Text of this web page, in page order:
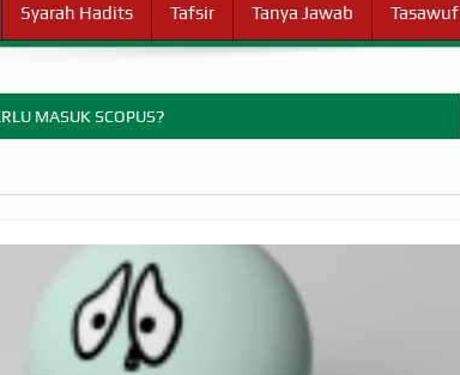
Syarah Hadits Tafsir Tanya Jawab Tasawuf
MASUK SCOPUS?
JIKA SEBAB KEPEMILIKANNYA BERUBAH
MEMBAYAR ZAKAT DENGAN CARA MENGANGSUR